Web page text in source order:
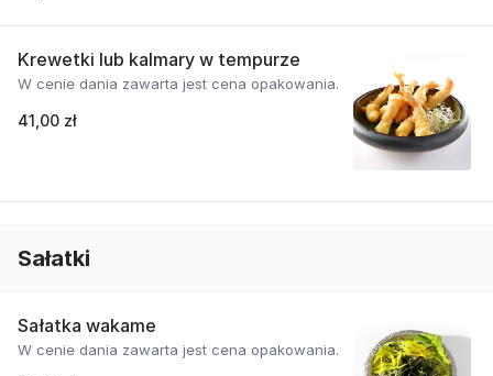
Krewetki lub kalmary w tempurze
W cenie dania zawarta jest cena opakowania.
41,00 zł
Sałatki
Sałatka wakame
W cenie dania zawarta jest cena opakowania.